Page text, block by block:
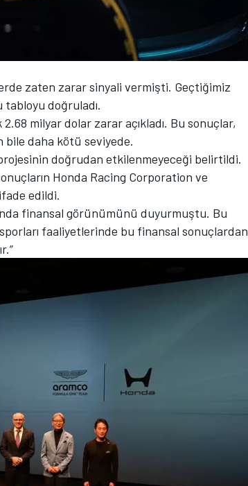
zaten zarar sinyali vermişti. Geçtiğimiz
doğruladı.
milyar dolar zarar açıkladı. Bu sonuçlar,
bile daha kötü seviyede.
doğrudan etkilenmeyeceği belirtildi.
Honda Racing Corporation ve
edildi.
finansal görünümünü duyurmuştu. Bu
faaliyetlerinde bu finansal sonuçlardan